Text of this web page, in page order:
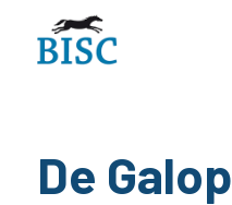
De Galop